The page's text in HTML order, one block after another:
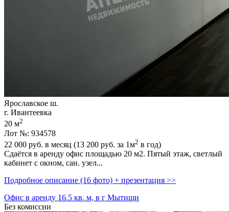
Ярославское ш.
г. Ивантеевка
20 м2
Лот №: 934578
22 000 руб. в месяц (13 200 руб. за 1м2 в год)
Сдаётся в аренду офис площадью 20 м2. Пятый этаж,­ светлый
кабинет с окном,­ сан. узел...
Подробное описание (16 фото) + презентация >>
Офис в аренду 16.5 кв. м, в г Мытищи
Без комиссии